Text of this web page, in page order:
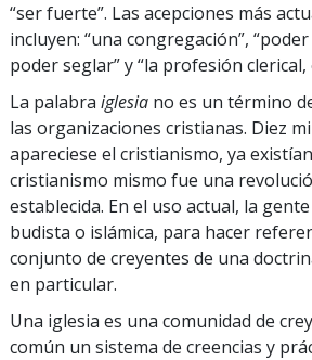
“ser fuerte”. Las acepciones más
incluyen: “una congregación”,
poder seglar” y “la profesión clerical,
La palabra iglesia no es un término
las organizaciones cristianas. Diez
apareciese el cristianismo, ya
cristianismo mismo fue una
establecida. En el uso actual, la
budista o islámica, para hacer
conjunto de creyentes de una
en particular.
Una iglesia es una comunidad de
común un sistema de creencias y